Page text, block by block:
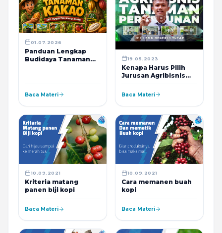
01.07.2026
Panduan Lengkap
Budidaya Tanaman
Baca Materi
19.05.2023
Kenapa Harus Pilih
Jurusan Agribisnis
- Ini Alasannya
Baca Materi
10.09.2021
Kriteria matang
panen biji kopi
Baca Materi
10.09.2021
Cara memanen buah
kopi
Baca Materi